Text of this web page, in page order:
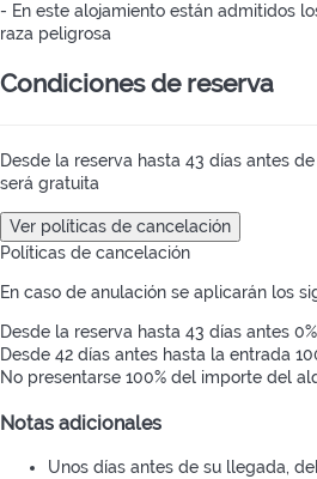
- En este alojamiento están admitidos
raza peligrosa
Condiciones de reserva
Desde la reserva hasta 43 días antes
será gratuita
Ver políticas de cancelación
Políticas de cancelación
En caso de anulación se aplicarán los
Desde la reserva hasta 43 días antes
Desde 42 días antes hasta la entrada
No presentarse 100% del importe del
Notas adicionales
Unos días antes de su llegada,